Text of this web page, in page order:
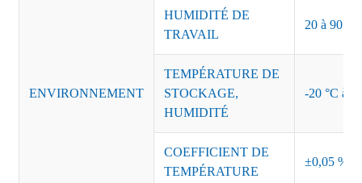
ENVIRONNEMENT
HUMIDITÉ DE
TRAVAIL
20 à 90 %
TEMPÉRATURE DE
STOCKAGE,
HUMIDITÉ
-20 °C à
COEFFICIENT DE
TEMPÉRATURE
±0,05 %/